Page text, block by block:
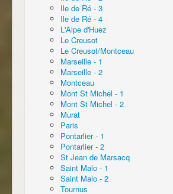
Ile de Ré - 3
Ile de Ré - 4
L'Alpe d'Huez
Le Creusot
Le Creusot/Montceau
Marseille - 1
Marseille - 2
Montceau
Mont St Michel - 1
Mont St Michel - 2
Murat
Paris
Pontarlier - 1
Pontarlier - 2
St Jean de Marsacq
Saint Malo - 1
Saint Malo - 2
Tournus